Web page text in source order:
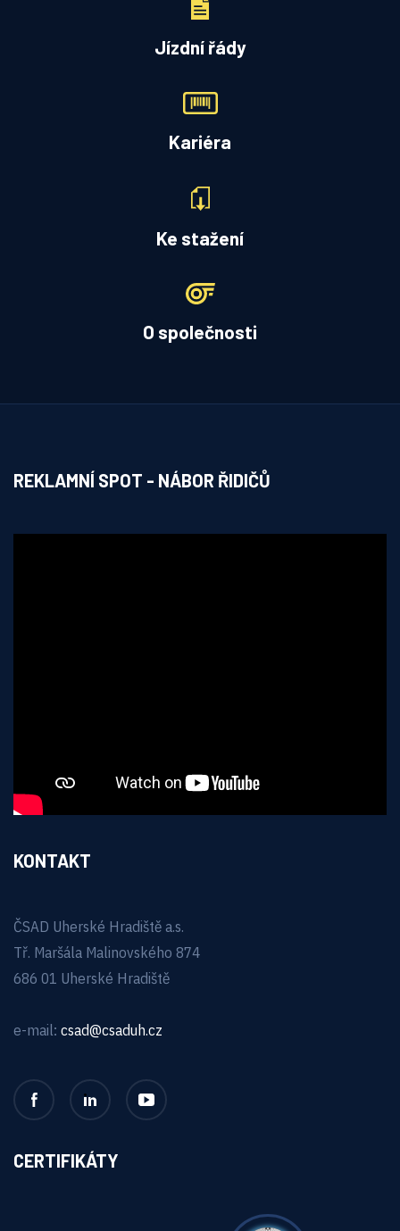
Jízdní řády
Kariéra
Ke stažení
O společnosti
KONTAKT
ČSAD Uherské Hradiště a.s.
Tř. Maršála Malinovského 874
686 01 Uherské Hradiště
e-mail: csad@csaduh.cz
CERTIFIKÁTY
REKLAMNÍ SPOT - NÁBOR ŘIDIČŮ